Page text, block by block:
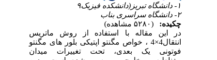
چکیده:
در این مقاله با استفاده از روش ماتریس
انتقال4×4 ، خواص مگنتو اپتیکی بلور های مگنتو
فوتونی یک بعدی، تحت تغییرات میدان